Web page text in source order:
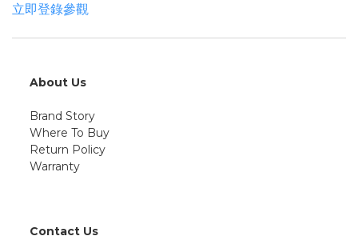
立即登錄參觀
About Us
Brand Story
Where To Buy
Return Policy
Warranty
Contact Us